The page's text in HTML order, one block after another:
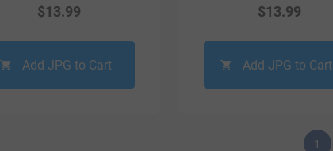
$13.99
Add JPG to Cart
$13.99
Add JPG to Cart
1